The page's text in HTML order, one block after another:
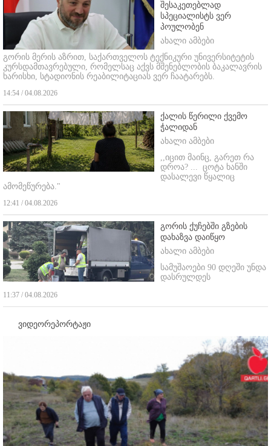
შესაკეთებლად
სპეციალისტს ვერ
პოულობენ
ახალი ამბები
გორის მერის აზრით, საქართველოს ტექნიკური უნივერსიტეტის
კურსდამთავრებული, რომელსაც აქვს მშენებლობის ბაკალავრის
ხარისხი, სტადიონის რეაბილიტაციას ვერ ჩაატარებს.
14:54 / 04.08.2026
ქალის წერილი ქვემო
ჭალიდან
ახალი ამბები
,,იცით მაინც, გარეთ რა
დროა? ... ცოტა ხანში
დასალევი წყალიც
ამომეწურება."
12:41 / 04.08.2026
გორის ქუჩებში გზების
დახაზვა დაიწყო
ახალი ამბები
სამუშაოები 90 დღეში უნდა
დასრულდეს
11:37 / 04.08.2026
ვიდეორეპორტაჟი